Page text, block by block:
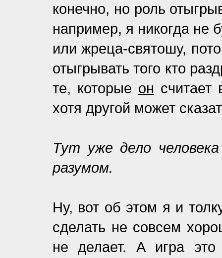
конечно, но роль
например, я никогда не
или жреца-святошу,
отыгрывать того кто
те, которые он
хотя другой может
Тут уже дело
разумом.
Ну, вот об этом я и
сделать не совсем
не делает. А игра